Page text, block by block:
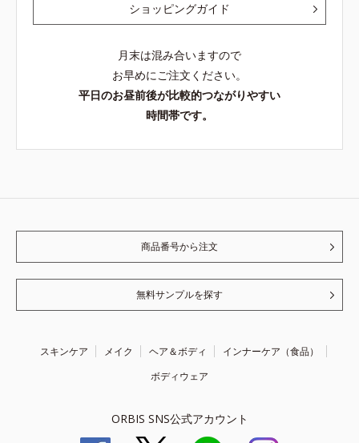
ショッピングガイド
月末は混み合いますので
お早めにご注文ください。
平日のお昼前後が比較的つながりやすい
時間帯です。
商品番号から注文
無料サンプルを探す
スキンケア メイク ヘア＆ボディ
インナーケア（食品）
ボディウェア
ORBIS SNS公式アカウント